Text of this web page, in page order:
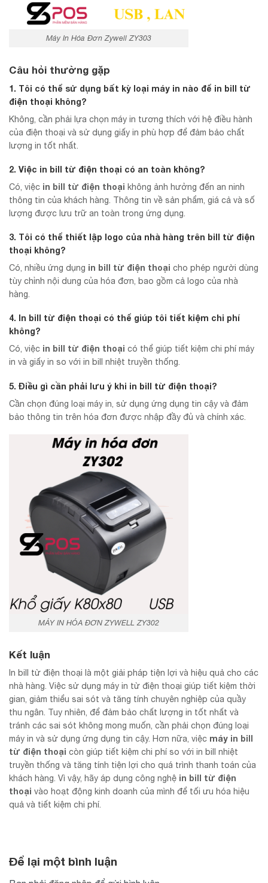
Máy In Hóa Đơn Zywell ZY303
Câu hỏi thường gặp
1. Tôi có thể sử dụng bất kỳ loại máy in nào để in bill từ
điện thoại không?
Không, cần phải lựa chọn máy in tương thích với hệ điều hành
của điện thoại và sử dụng giấy in phù hợp để đảm bảo chất
lượng in tốt nhất.
2. Việc in bill từ điện thoại có an toàn không?
Có, việc in bill từ điện thoại không ảnh hưởng đến an ninh
thông tin của khách hàng. Thông tin về sản phẩm, giá cả và số
lượng được lưu trữ an toàn trong ứng dụng.
3. Tôi có thể thiết lập logo của nhà hàng trên bill từ điện
thoại không?
Có, nhiều ứng dụng in bill từ điện thoại cho phép người dùng
tùy chỉnh nội dung của hóa đơn, bao gồm cả logo của nhà
hàng.
4. In bill từ điện thoại có thể giúp tôi tiết kiệm chi phí
không?
Có, việc in bill từ điện thoại có thể giúp tiết kiệm chi phí máy
in và giấy in so với in bill nhiệt truyền thống.
5. Điều gì cần phải lưu ý khi in bill từ điện thoại?
Cần chọn đúng loại máy in, sử dụng ứng dụng tin cậy và đảm
bảo thông tin trên hóa đơn được nhập đầy đủ và chính xác.
MÁY IN HÓA ĐƠN ZYWELL ZY302
Kết luận
In bill từ điện thoại là một giải pháp tiện lợi và hiệu quả cho các
nhà hàng. Việc sử dụng máy in từ điện thoại giúp tiết kiệm thời
gian, giảm thiểu sai sót và tăng tính chuyên nghiệp của quầy
thu ngân. Tuy nhiên, để đảm bảo chất lượng in tốt nhất và
tránh các sai sót không mong muốn, cần phải chọn đúng loại
máy in và sử dụng ứng dụng tin cậy. Hơn nữa, việc máy in bill
từ điện thoại còn giúp tiết kiệm chi phí so với in bill nhiệt
truyền thống và tăng tính tiện lợi cho quá trình thanh toán của
khách hàng. Vì vậy, hãy áp dụng công nghệ in bill từ điện
thoại vào hoạt động kinh doanh của mình để tối ưu hóa hiệu
quả và tiết kiệm chi phí.
Để lại một bình luận